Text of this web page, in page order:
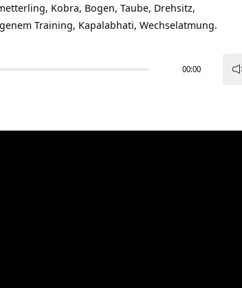
Kobra, Bogen, Taube, Drehsitz,
Training, Kapalabhati, Wechselatmung.
00:00